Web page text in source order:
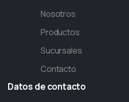
Nosotros
Productos
Sucursales
Contacto
Datos de contacto